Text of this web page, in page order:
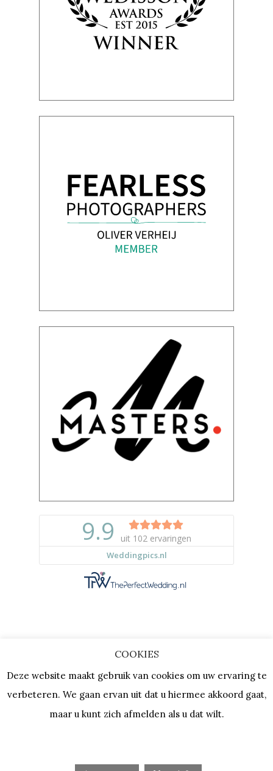
| KVK: 64667154 |Vacatures
COOKIES
Deze website maakt gebruik van cookies om uw ervaring te
verbeteren. We gaan ervan uit dat u hiermee akkoord gaat,
maar u kunt zich afmelden als u dat wilt.